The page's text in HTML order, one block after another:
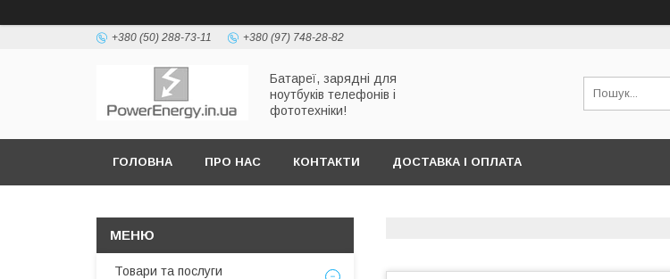
+380 (50) 288-73-11 +380 (97) 748-28-82
Батареї, зарядні для
ноутбуків телефонів і
фототехніки!
ГОЛОВНА ПРО НАС КОНТАКТИ ДОСТАВКА І ОПЛАТА
Товари та послуги